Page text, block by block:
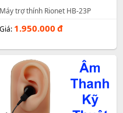
Máy trợ thính Rionet HB-23P
Giá: 1.950.000 đ